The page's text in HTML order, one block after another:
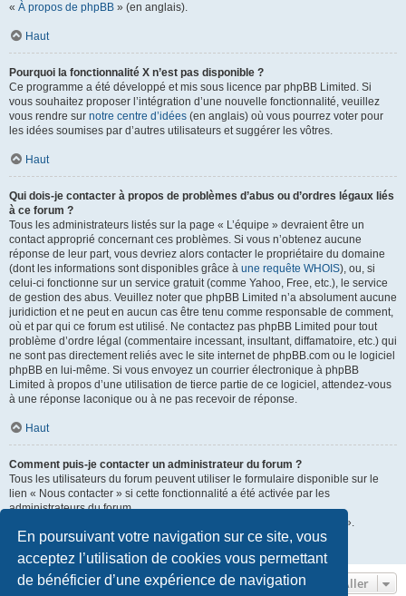
En poursuivant votre navigation sur ce site, vous
acceptez l’utilisation de cookies vous permettant
de bénéficier d’une expérience de navigation
« À propos de phpBB » (en anglais).
Haut
Pourquoi la fonctionnalité X n’est pas disponible ?
Ce programme a été développé et mis sous licence par phpBB Limited. Si
vous souhaitez proposer l’intégration d’une nouvelle fonctionnalité, veuillez
vous rendre sur notre centre d’idées (en anglais) où vous pourrez voter pour
les idées soumises par d’autres utilisateurs et suggérer les vôtres.
Haut
Qui dois-je contacter à propos de problèmes d’abus ou d’ordres légaux liés
à ce forum ?
Tous les administrateurs listés sur la page « L’équipe » devraient être un
contact approprié concernant ces problèmes. Si vous n’obtenez aucune
réponse de leur part, vous devriez alors contacter le propriétaire du domaine
(dont les informations sont disponibles grâce à une requête WHOIS), ou, si
celui-ci fonctionne sur un service gratuit (comme Yahoo, Free, etc.), le service
de gestion des abus. Veuillez noter que phpBB Limited n’a absolument aucune
juridiction et ne peut en aucun cas être tenu comme responsable de comment,
où et par qui ce forum est utilisé. Ne contactez pas phpBB Limited pour tout
problème d’ordre légal (commentaire incessant, insultant, diffamatoire, etc.) qui
ne sont pas directement reliés avec le site internet de phpBB.com ou le logiciel
phpBB en lui-même. Si vous envoyez un courrier électronique à phpBB
Limited à propos d’une utilisation de tierce partie de ce logiciel, attendez-vous
à une réponse laconique ou à ne pas recevoir de réponse.
Haut
Comment puis-je contacter un administrateur du forum ?
Tous les utilisateurs du forum peuvent utiliser le formulaire disponible sur le
lien « Nous contacter » si cette fonctionnalité a été activée par les
administrateurs du forum.
Les membres du forum peuvent également utiliser le lien « L’équipe ».
Aller